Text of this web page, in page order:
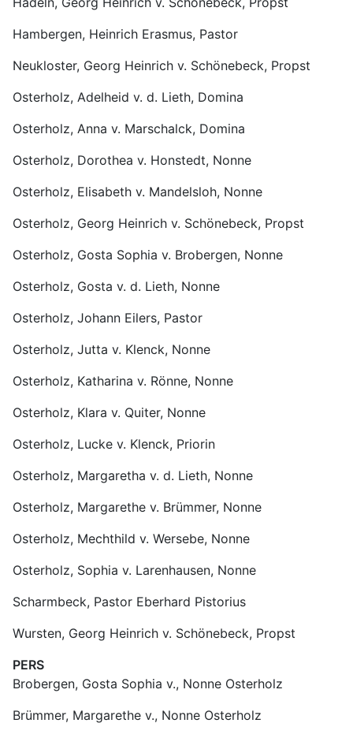
Hambergen, Heinrich Erasmus, Pastor
Neukloster, Georg Heinrich v. Schönebeck, Propst
Osterholz, Adelheid v. d. Lieth, Domina
Osterholz, Anna v. Marschalck, Domina
Osterholz, Dorothea v. Honstedt, Nonne
Osterholz, Elisabeth v. Mandelsloh, Nonne
Osterholz, Georg Heinrich v. Schönebeck, Propst
Osterholz, Gosta Sophia v. Brobergen, Nonne
Osterholz, Gosta v. d. Lieth, Nonne
Osterholz, Johann Eilers, Pastor
Osterholz, Jutta v. Klenck, Nonne
Osterholz, Katharina v. Rönne, Nonne
Osterholz, Klara v. Quiter, Nonne
Osterholz, Lucke v. Klenck, Priorin
Osterholz, Margaretha v. d. Lieth, Nonne
Osterholz, Margarethe v. Brümmer, Nonne
Osterholz, Mechthild v. Wersebe, Nonne
Osterholz, Sophia v. Larenhausen, Nonne
Scharmbeck, Pastor Eberhard Pistorius
Wursten, Georg Heinrich v. Schönebeck, Propst
PERS
Brobergen, Gosta Sophia v., Nonne Osterholz
Brümmer, Margarethe v., Nonne Osterholz